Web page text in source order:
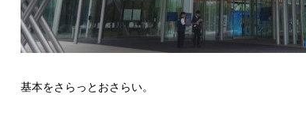
基本をさらっとおさらい。